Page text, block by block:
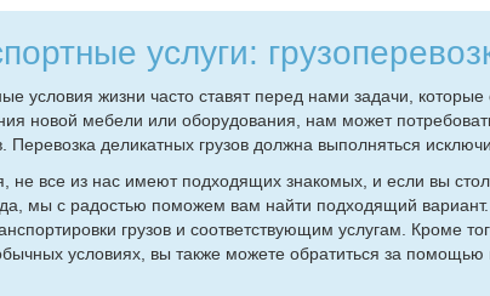
услу­ги:
усло­вия жиз­ни ча­сто ста­вят пе­ред на­ми за­да­чи,
но­вой ме­бе­ли или обо­ру­до­ва­ния, нам мо­жет
Пе­ре­воз­ка де­ли­кат­ных гру­зов долж­на вы­пол­нять­ся
не все из нас име­ют под­хо­дя­щих зна­ко­мых, и ес­ли вы
мы с ра­до­стью по­мо­жем вам най­ти под­хо­дя­щий
гру­зов и со­от­вет­ству­ю­щим услу­гам. Кро­ме
усло­ви­ях, вы так­же мо­же­те об­ра­тить­ся за по­мо­щью